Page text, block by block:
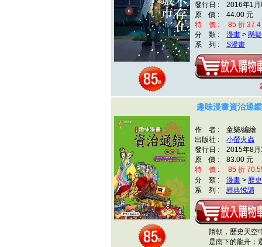
發行日 : 2016年1月
原 價 : 44.00 元
特 價 : 85 折 37.4
分 類 : 漫畫 > 懸
系 列 : S漫畫
趣味漫畫資治通
作 者 : 童樂/編繪
出版社 : 小螢火蟲
發行日 : 2015年8月
原 價 : 83.00 元
特 價 : 85 折
分 類 : 漫畫 > 歷
系 列 : 經典悅讀
隋朝，歷史天空
是南下的龍舟；